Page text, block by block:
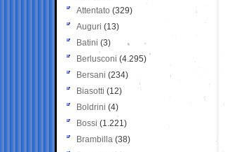
Attentato (329)
Auguri (13)
Batini (3)
Berlusconi (4.295)
Bersani (234)
Biasotti (12)
Boldrini (4)
Bossi (1.221)
Brambilla (38)